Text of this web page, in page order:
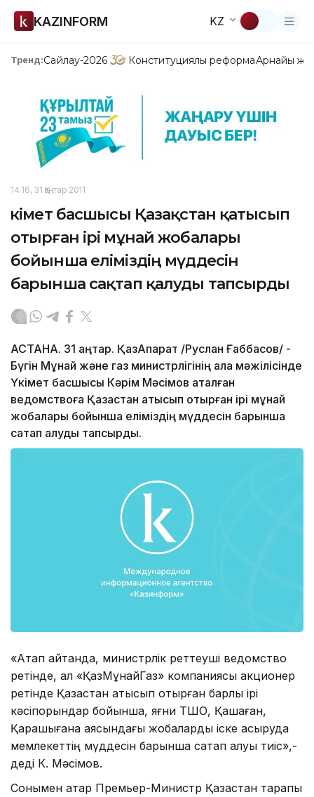
KAZINFORM KZ
Тренд:Сайлау-2026 Конституциялық реформаАрнайы
14:16, 31 Қаңтар 2011
Үкімет басшысы Қазақстан қатысып
отырған ірі мұнай жобалары
бойынша еліміздің мүддесін
барынша сақтап қалуды тапсырды
АСТАНА. 31 қаңтар. ҚазАқпарат /Руслан Ғаббасов/ -
Бүгін Мұнай және газ министрлігінің алқа мәжілісінде
Үкімет басшысы Кәрім Мәсімов аталған
ведомствоға Қазақстан қатысып отырған ірі мұнай
жобалары бойынша еліміздің мүддесін барынша
сақтап қалуды тапсырды.
«Атап айтқанда, министрлік реттеуші ведомство
ретінде, ал «ҚазМұнайГаз» компаниясы акционер
ретінде Қазақстан қатысып отырған барлық ірі
кәсіпорындар бойынша, яғни ТШО, Қашаған,
Қарашығанақ аясындағы жобаларды іске асыруда
мемлекеттің мүддесін барынша сақтап қалуы тиіс»,-
деді К. Мәсімов.
Сонымен қатар Премьер-Министр Қазақстан тарапы